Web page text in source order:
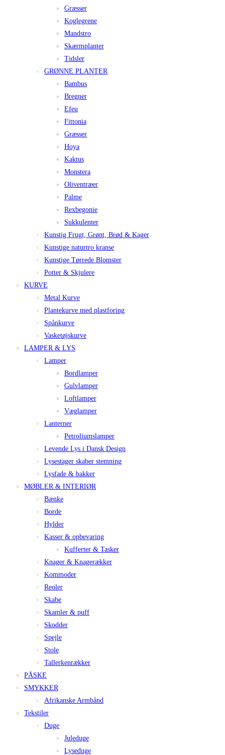
Græsser
Koglegrene
Mandstro
Skærmplanter
Tidsler
GRØNNE PLANTER
Bambus
Bregner
Efeu
Fittonia
Græsser
Hoya
Kaktus
Monstera
Oliventræer
Palme
Rexbegonie
Sukkulenter
Kunstig Frugt, Grønt, Brød & Kager
Kunstige naturtro kranse
Kunstige Tørrede Blomster
Potter & Skjulere
KURVE
Metal Kurve
Plantekurve med plastforing
Spånkurve
Vasketøjskurve
LAMPER & LYS
Lamper
Bordlamper
Gulvlamper
Loftlamper
Væglamper
Lanterner
Petroliumslamper
Levende Lys i Dansk Design
Lysestager skaber stemning
Lysfade & bakker
MØBLER & INTERIØR
Bænke
Borde
Hylder
Kasser & opbevaring
Kufferter & Tasker
Knager & Knagerækker
Kommoder
Reoler
Skabe
Skamler & puff
Skodder
Spejle
Stole
Tallerkenrækker
PÅSKE
SMYKKER
Afrikanske Armbånd
Tekstiler
Duge
Juleduge
Lyseduge